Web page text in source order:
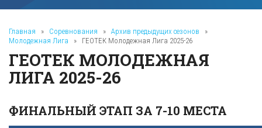
Главная » Соревнования » Архив предыдущих сезонов
»
Молодежная Лига
» ГЕОТЕК Молодежная Лига 2025-26
ГЕОТЕК МОЛОДЕЖНАЯ
ЛИГА 2025-26
ФИНАЛЬНЫЙ ЭТАП ЗА 7-10 МЕСТА